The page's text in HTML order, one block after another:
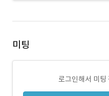
미팅
로그인해서 미팅